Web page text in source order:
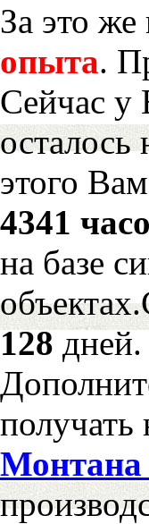
За это
опыта.
Сейчас у
осталось
этого
4341
на базе
128дней.
получать
Монтана